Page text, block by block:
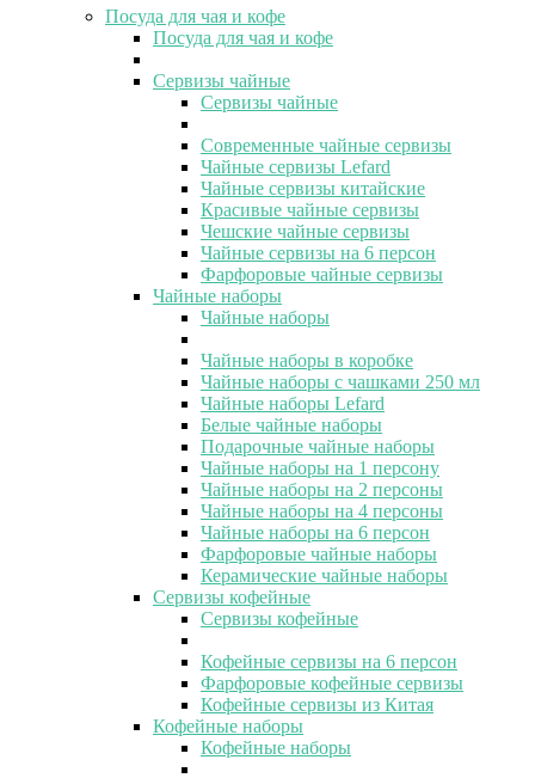
Посуда для чая и кофе
Посуда для чая и кофе
Сервизы чайные
Сервизы чайные
Современные чайные сервизы
Чайные сервизы Lefard
Чайные сервизы китайские
Красивые чайные сервизы
Чешские чайные сервизы
Чайные сервизы на 6 персон
Фарфоровые чайные сервизы
Чайные наборы
Чайные наборы
Чайные наборы в коробке
Чайные наборы с чашками 250 мл
Чайные наборы Lefard
Белые чайные наборы
Подарочные чайные наборы
Чайные наборы на 1 персону
Чайные наборы на 2 персоны
Чайные наборы на 4 персоны
Чайные наборы на 6 персон
Фарфоровые чайные наборы
Керамические чайные наборы
Сервизы кофейные
Сервизы кофейные
Кофейные сервизы на 6 персон
Фарфоровые кофейные сервизы
Кофейные сервизы из Китая
Кофейные наборы
Кофейные наборы